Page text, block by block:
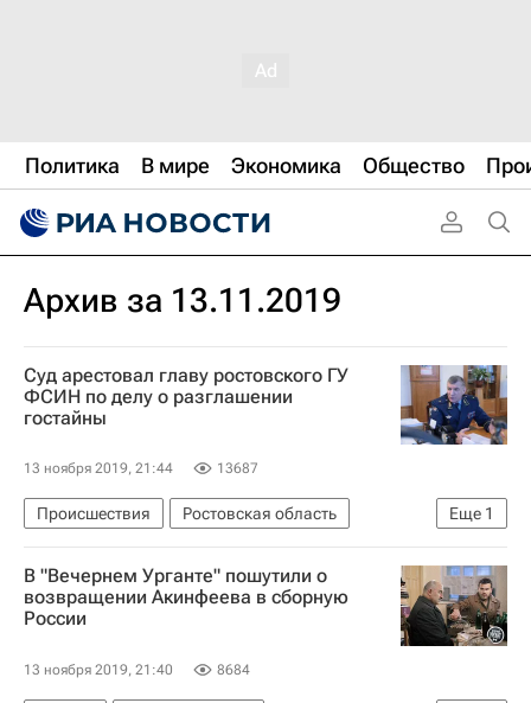
Политика В мире Экономика Общество
Архив за 13.11.2019
Суд арестовал главу ростовского ГУ
ФСИН по делу о разглашении
гостайны
13 ноября 2019, 21:44 13687
Еще 1
Происшествия
Ростовская область
Федеральная служба исполнения наказаний (ФСИН России)
В "Вечернем Урганте" пошутили о
возвращении Акинфеева в сборную
России
13 ноября 2019, 21:40 8684